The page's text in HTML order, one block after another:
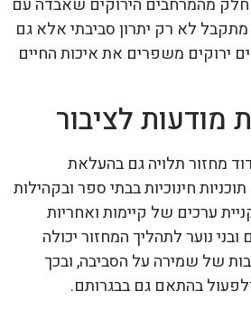
חלק מהמרחבים הירוקים שאבדה עם
לא רק יתרון סביבתי אלא גם
ירוקים משפרים את איכות החיים
מודעות לציבור
מחזור תלויה גם בהעלאת
חינוכיות בבתי ספר ובקהילות
ערכים של קיימות ואחריות
נוער לתהליך המחזור יכולה
של שמירה על הסביבה, ובכך
בהתאם גם בבגרותם.